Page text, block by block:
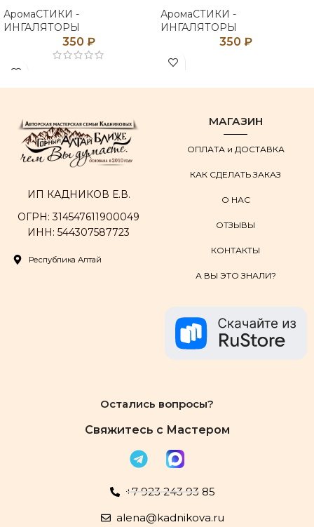
АромаСТИКИ -
ИНГАЛЯТОРЫ
350 ₽
АромаСТИКИ -
ИНГАЛЯТОРЫ
350 ₽
ИП КАДНИКОВ Е.В.
ОГРН: 314547611900049
ИНН: 544307587723
Республика Алтай
МАГАЗИН
ОПЛАТА и ДОСТАВКА
КАК СДЕЛАТЬ ЗАКАЗ
О НАС
ОТЗЫВЫ
КОНТАКТЫ
А ВЫ ЭТО ЗНАЛИ?
Остались вопросы?
Свяжитесь с Мастером
+7 923 243 93 85
alena@kadnikova.ru